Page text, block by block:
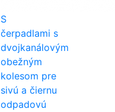
S
čerpadlami s
dvojkanálovým
obežným
kolesom pre
sivú a čiernu
odpadovú